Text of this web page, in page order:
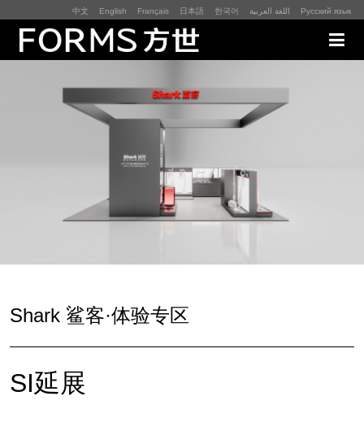
中文 English Français 日本語 한국어 اللغة العربية Русский язык
零售终端与展示道具·SI&POSM
数字媒体与展项装置·CG&DVICE
首页
Shark 鲨客·体验专区
SI延展